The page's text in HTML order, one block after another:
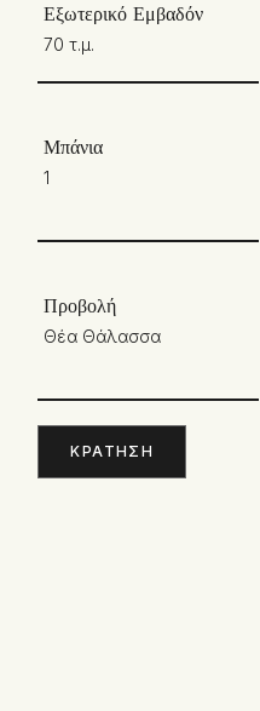
Εξωτερικό Εμβαδόν
70 τ.μ.
Μπάνια
1
Προβολή
Θέα Θάλασσα
ΚΡΆΤΗΣΗ